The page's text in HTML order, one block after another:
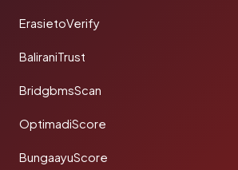
ErasietoVerify
BaliraniTrust
BridgbmsScan
OptimadiScore
BungaayuScore